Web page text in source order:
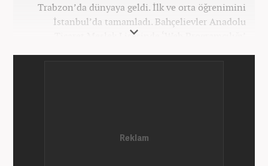
Trabzon’da dünyaya geldi. İlk ve orta öğrenimini
İstanbul’da tamamladı. Bahçelievler Anadolu
Ticaret Meslek Lisesinde ‘Web Programcılığı’
ve teknoloji kategorilerinde birçok haber ve